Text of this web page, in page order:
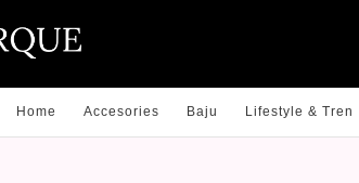
Home Accesories Baju Lifestyle & Tren